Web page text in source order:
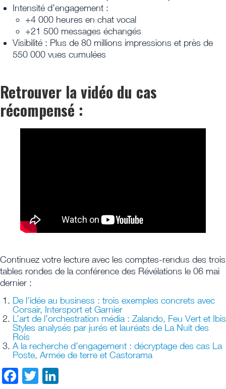
Intensité d’engagement :
+4 000 heures en chat vocal
+21 500 messages échangés
Visibilité : Plus de 80 millions impressions et près de
550 000 vues cumulées
Retrouver la vidéo du cas
récompensé :
Continuez votre lecture avec les comptes-rendus des trois
tables rondes de la conférence des Révélations le 06 mai
dernier :
De l’idée au business : trois exemples concrets avec
Corsair, Intersport et Garnier
L’art de l’orchestration média : Zalando, Feu Vert et Ibis
Styles analysés par jurés et lauréats de La Nuit des
Rois
A la recherche d’engagement : décryptage des cas La
Poste, Armée de terre et Castorama
Facebook
Twitter